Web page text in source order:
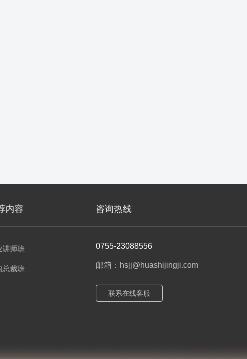
内容 咨询热线
讲师班
总裁班
0755-23088556
邮箱：hsjj@huashijingji.com
联系在线客服